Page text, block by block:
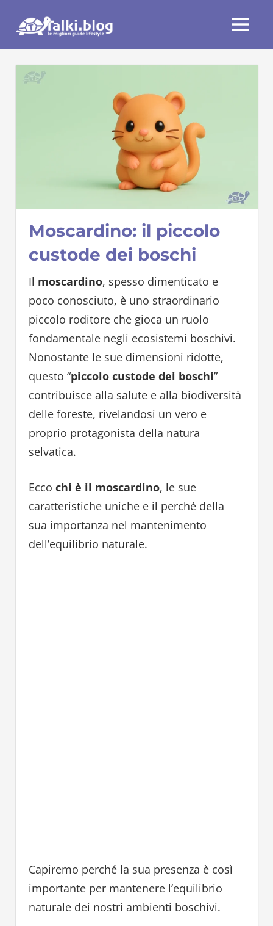
MENU
Moscardino: il piccolo
custode dei boschi
Il moscardino, spesso dimenticato e
poco conosciuto, è uno straordinario
piccolo roditore che gioca un ruolo
fondamentale negli ecosistemi boschivi.
Nonostante le sue dimensioni ridotte,
questo “piccolo custode dei boschi”
contribuisce alla salute e alla biodiversità
delle foreste, rivelandosi un vero e
proprio protagonista della natura
selvatica.
Ecco chi è il moscardino, le sue
caratteristiche uniche e il perché della
sua importanza nel mantenimento
dell’equilibrio naturale.
Capiremo perché la sua presenza è così
importante per mantenere l’equilibrio
naturale dei nostri ambienti boschivi.